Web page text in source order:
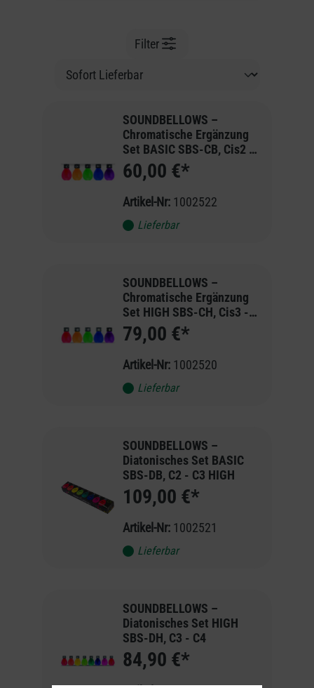
Filter
SOUNDBELLOWS –
Chromatische Ergänzung
Set BASIC SBS-CB, Cis2 -
Ais2
60,00 €*
Artikel-Nr: 1002522
Lieferbar
SOUNDBELLOWS –
Chromatische Ergänzung
Set HIGH SBS-CH, Cis3 -
Ais3
79,00 €*
Artikel-Nr: 1002520
Lieferbar
SOUNDBELLOWS –
Diatonisches Set BASIC
SBS-DB, C2 - C3 HIGH
109,00 €*
Artikel-Nr: 1002521
Lieferbar
SOUNDBELLOWS –
Diatonisches Set HIGH
SBS-DH, C3 - C4
84,90 €*